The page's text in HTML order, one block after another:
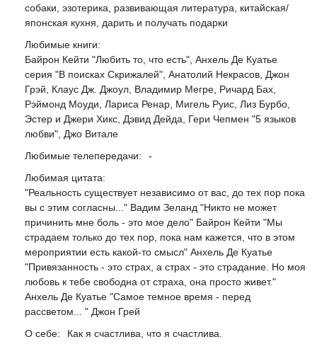
собаки, эзотерика, развивающая литература, китайская/
японская кухня, дарить и получать подарки
Любимые книги:
Байрон Кейти "Любить то, что есть", Анхель Де Куатье
серия "В поисках Скрижалей", Анатолий Некрасов, Джон
Грэй, Клаус Дж. Джоул, Владимир Мегре, Ричард Бах,
Рэймонд Моуди, Лариса Ренар, Мигель Руис, Лиз Бурбо,
Эстер и Джери Хикс, Дэвид Дейда, Гери Чепмен "5 языков
любви", Джо Витале
Любимые телепередачи:
-
Любимая цитата:
"Реальность существует независимо от вас, до тех пор пока
вы с этим согласны..." Вадим Зеланд "Никто не может
причинить мне боль - это мое дело" Байрон Кейти "Мы
страдаем только до тех пор, пока нам кажется, что в этом
мероприятии есть какой-то смысл" Анхель Де Куатье
"Привязанность - это страх, а страх - это страдание. Но моя
любовь к тебе свободна от страха, она просто живет."
Анхель Де Куатье "Самое темное время - перед
рассветом... " Джон Грей
О себе:
Как я счастлива, что я счастлива.